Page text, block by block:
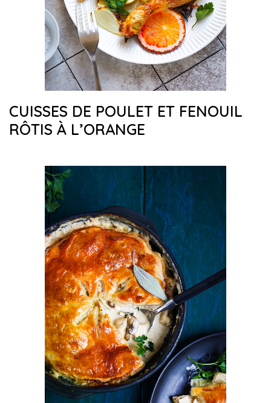
CUISSES DE POULET ET FENOUIL
RÔTIS À L’ORANGE